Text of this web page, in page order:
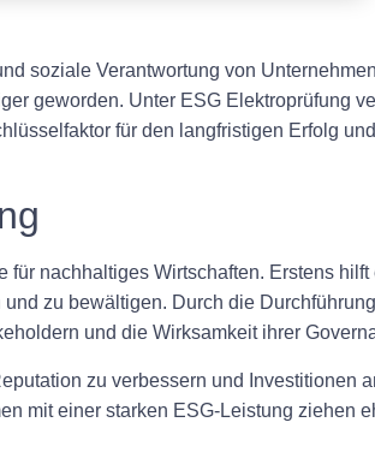
soziale Verantwortung von
geworden. Unter ESG Elektroprüfung
für den langfristigen Erfolg
nachhaltiges Wirtschaften. Erstens
zu bewältigen. Durch die
und die Wirksamkeit ihrer
zu verbessern und Investitionen
mit einer starken ESG-Leistung ziehen